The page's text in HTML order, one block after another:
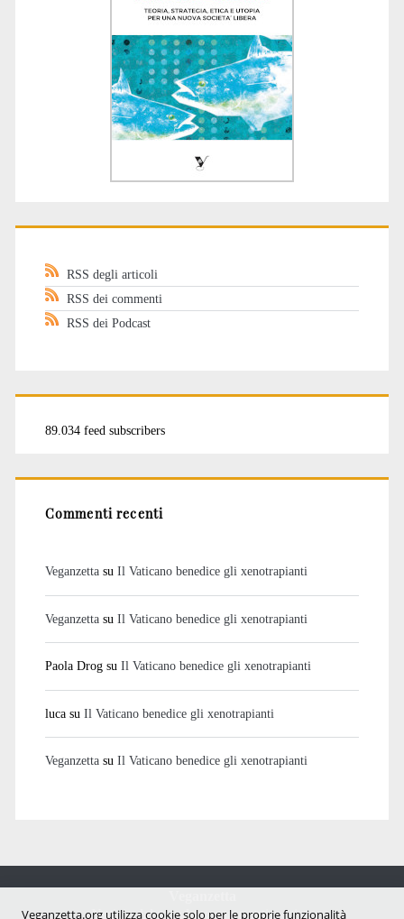
RSS degli articoli
RSS dei commenti
RSS dei Podcast
89.034 feed subscribers
Commenti recenti
Veganzettasu Il Vaticano benedice gli xenotrapianti
Veganzettasu Il Vaticano benedice gli xenotrapianti
Paola Drogsu Il Vaticano benedice gli xenotrapianti
lucasu Il Vaticano benedice gli xenotrapianti
Veganzettasu Il Vaticano benedice gli xenotrapianti
Notizie dal mondo vegan e antispecista
Veganzetta.org utilizza cookie solo per le proprie funzionalità